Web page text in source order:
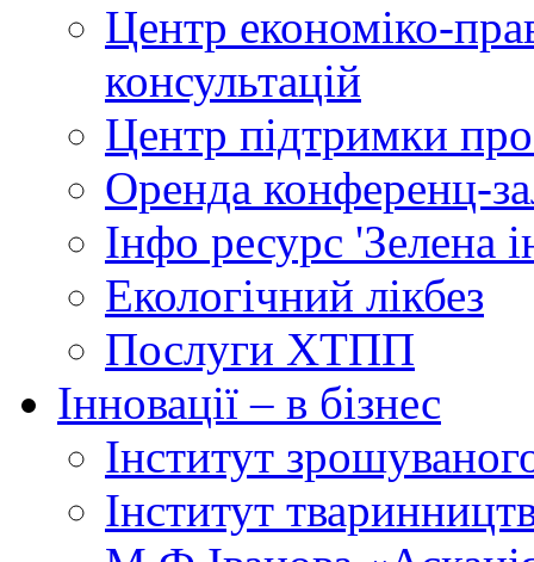
Центр економіко-
консультацій
Центр підтримки
Оренда конференц-
Інфо ресурс 'Зелена
Екологічний лікбез
Послуги ХТПП
Інновації – в бізнес
Інститут
Інститут